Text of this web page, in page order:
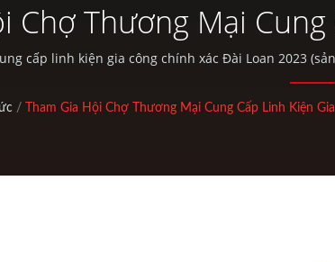
Chợ Thương Mại
(sản Phẩm Kim Loại
Xe Ô Tô Sợi
cấp linh kiện gia công chính xác Đài Loan 2023
Đúc nhựa, Đúc khuôn, Rèn, gia công CNC, túi EDC
/ Tham Gia Hội Chợ Thương Mại Cung Cấp Linh Kiện